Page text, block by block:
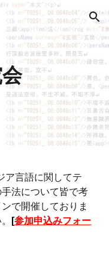
Skip to navigation
ア言語に関してテ
法について皆で考
で開催しておりま
[参加申込みフォー